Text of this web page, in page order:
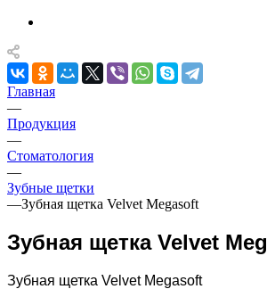
Главная
—
Продукция
—
Стоматология
—
Зубные щетки
—Зубная щетка Velvet Megasoft
Зубная щетка Velvet
Зубная щетка Velvet Megasoft